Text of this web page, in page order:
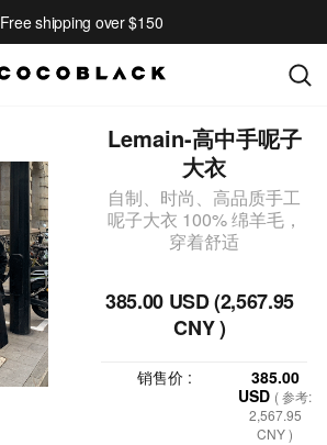
Free shipping over $150
Lemain-高中手呢子
大衣
自制、时尚、高品质手工
呢子大衣 100% 绵羊毛，
穿着舒适
385.00 USD (2,567.95
CNY )
销售价 :
385.00
USD ( 参考:
2,567.95
CNY )